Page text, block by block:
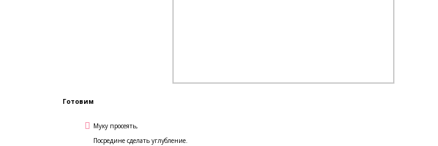
Готовим
Муку просеять,
Посредине сделать углубление.